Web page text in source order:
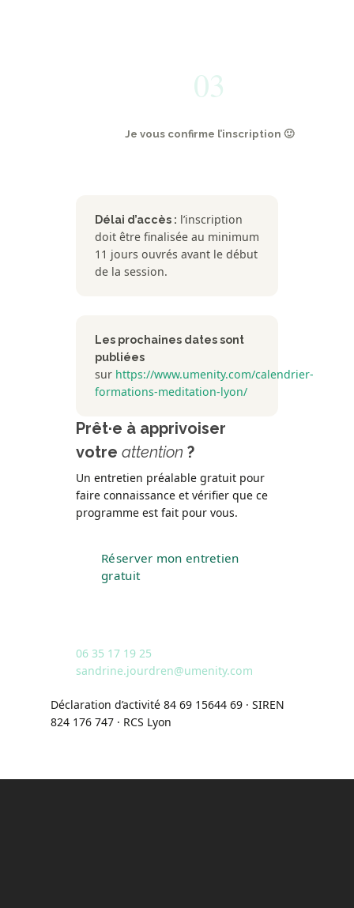
03
Je vous confirme l’inscription 🙂
Délai d’accès : l’inscription
doit être finalisée au minimum
11 jours ouvrés avant le début
de la session.
Les prochaines dates sont
publiées
sur https://www.umenity.com/calendrier-
formations-meditation-lyon/
Prêt·e à apprivoiser
votre attention ?
Un entretien préalable gratuit pour
faire connaissance et vérifier que ce
programme est fait pour vous.
Réserver mon entretien
gratuit
06 35 17 19 25
sandrine.jourdren@umenity.com
Déclaration d’activité 84 69 15644 69 · SIREN
824 176 747 · RCS Lyon